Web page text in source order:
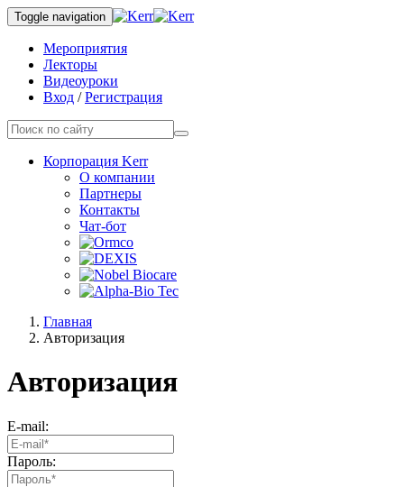
Toggle navigation
Мероприятия
Лекторы
Видеоуроки
Вход /Регистрация
Корпорация Kerr
О компании
Партнеры
Контакты
Чат-бот
Главная
Авторизация
Авторизация
E-mail:
Пароль: